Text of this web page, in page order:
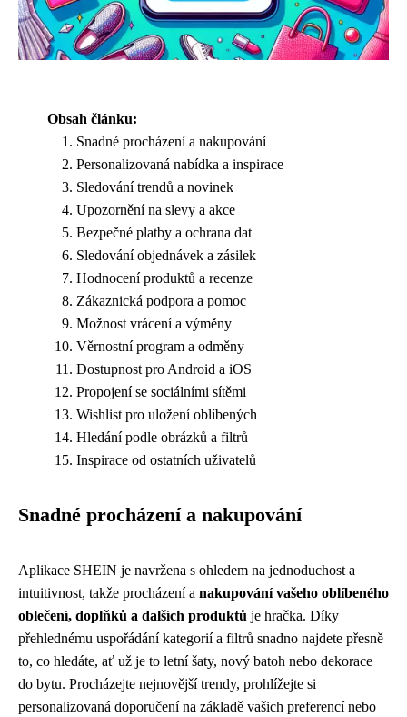
Obsah článku:
Snadné procházení a nakupování
Personalizovaná nabídka a inspirace
Sledování trendů a novinek
Upozornění na slevy a akce
Bezpečné platby a ochrana dat
Sledování objednávek a zásilek
Hodnocení produktů a recenze
Zákaznická podpora a pomoc
Možnost vrácení a výměny
Věrnostní program a odměny
Dostupnost pro Android a iOS
Propojení se sociálními sítěmi
Wishlist pro uložení oblíbených
Hledání podle obrázků a filtrů
Inspirace od ostatních uživatelů
Snadné procházení a nakupování
Aplikace SHEIN je navržena s ohledem na jednoduchost a
intuitivnost, takže procházení a nakupování vašeho oblíbeného
oblečení, doplňků a dalších produktů je hračka. Díky
přehlednému uspořádání kategorií a filtrů snadno najdete přesně
to, co hledáte, ať už je to letní šaty, nový batoh nebo dekorace
do bytu. Procházejte nejnovější trendy, prohlížejte si
personalizovaná doporučení na základě vašich preferencí nebo